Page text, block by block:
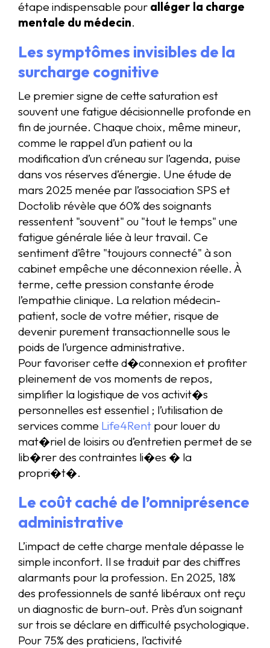
étape indispensable pour alléger la charge
mentale du médecin.
Les symptômes invisibles de la
surcharge cognitive
Le premier signe de cette saturation est
souvent une fatigue décisionnelle profonde en
fin de journée. Chaque choix, même mineur,
comme le rappel d’un patient ou la
modification d’un créneau sur l’agenda, puise
dans vos réserves d’énergie. Une étude de
mars 2025 menée par l’association SPS et
Doctolib révèle que 60% des soignants
ressentent "souvent" ou "tout le temps" une
fatigue générale liée à leur travail. Ce
sentiment d’être "toujours connecté" à son
cabinet empêche une déconnexion réelle. À
terme, cette pression constante érode
l’empathie clinique. La relation médecin-
patient, socle de votre métier, risque de
devenir purement transactionnelle sous le
poids de l’urgence administrative.
Pour favoriser cette d�connexion et profiter
pleinement de vos moments de repos,
simplifier la logistique de vos activit�s
personnelles est essentiel ; l’utilisation de
services comme Life4Rent pour louer du
mat�riel de loisirs ou d’entretien permet de se
lib�rer des contraintes li�es � la
propri�t�.
Le coût caché de l’omniprésence
administrative
L’impact de cette charge mentale dépasse le
simple inconfort. Il se traduit par des chiffres
alarmants pour la profession. En 2025, 18%
des professionnels de santé libéraux ont reçu
un diagnostic de burn-out. Près d’un soignant
sur trois se déclare en difficulté psychologique.
Pour 75% des praticiens, l’activité